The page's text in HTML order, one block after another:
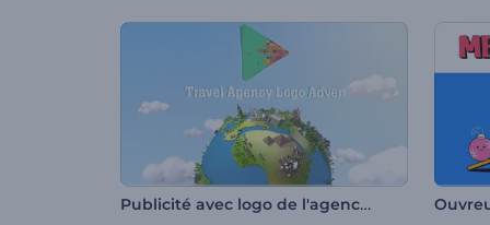
Publicité avec logo de l'agence de voyage